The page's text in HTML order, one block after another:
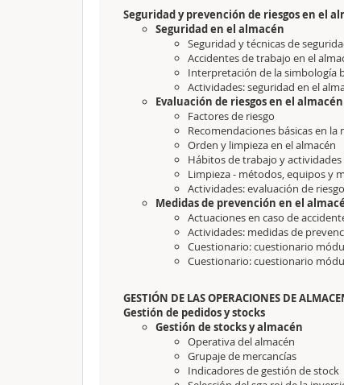
Seguridad y prevención de riesgos en el
Seguridad en el almacén
Seguridad y técnicas de
Accidentes de trabajo en el
Interpretación de la simbología
Actividades: seguridad en el
Evaluación de riesgos en el
Factores de riesgo
Recomendaciones básicas en
Orden y limpieza en el almacén
Hábitos de trabajo y
Limpieza - métodos, equipos y
Actividades: evaluación de
Medidas de prevención en el
Actuaciones en caso de
Actividades: medidas de
Cuestionario: cuestionario
Cuestionario: cuestionario
GESTIÓN DE LAS OPERACIONES DE
Gestión de pedidos y stocks
Gestión de stocks y almacén
Operativa del almacén
Grupaje de mercancías
Indicadores de gestión de stock